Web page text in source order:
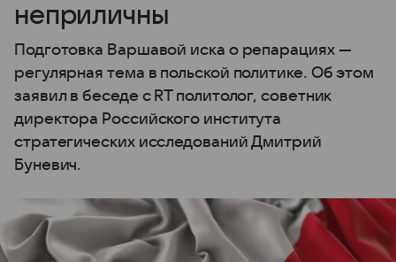
неприличны
Подготовка Варшавой иска о репарациях —
регулярная тема в польской политике. Об этом
заявил в беседе с RT политолог, советник
директора Российского института
стратегических исследований Дмитрий
Буневич.